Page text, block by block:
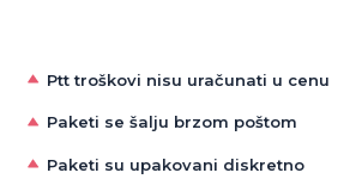
Ptt troškovi nisu uračunati u cenu
Paketi se šalju brzom poštom
Paketi su upakovani diskretno